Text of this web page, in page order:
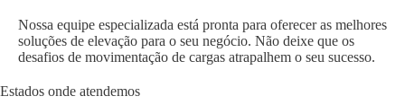
Nossa equipe especializada está pronta para oferecer as melhores
soluções de elevação para o seu negócio. Não deixe que os
desafios de movimentação de cargas atrapalhem o seu sucesso.
Estados onde atendemos